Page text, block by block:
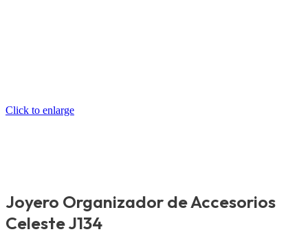
Click to enlarge
Joyero Organizador de Accesorios
Celeste J134